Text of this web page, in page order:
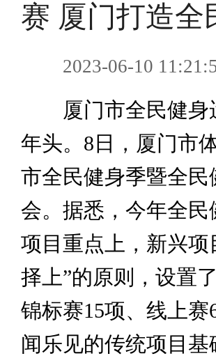
赛 厦门打造全
2023-06-10
厦门市全民健身
年头。8日，厦门市
市全民健身季暨全
会。据悉，今年全
项目重点上，新兴
择上”的原则，设置
锦标赛15项、线上
闻乐见的传统项目